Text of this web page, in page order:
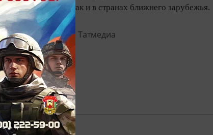
в самой России, так и в странах ближнего зарубежья.
Telegram-канале Татмедиа